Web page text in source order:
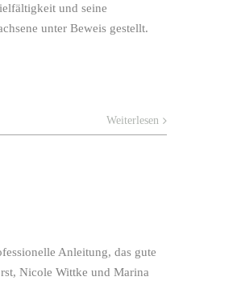
und seine
unter Beweis gestellt.
Weiterlesen
Anleitung, das gute
Nicole Wittke und Marina